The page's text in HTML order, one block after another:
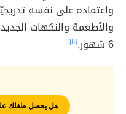
واعتماده على نفسه
والأطعمة والنكهات
6 شهور.
[١٠]
هل يحصل طفلك